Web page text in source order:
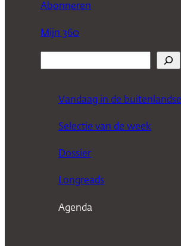
Abonneren
Mijn 360
Vandaag in de
Selectie van de week
Dossier
Longreads
Agenda